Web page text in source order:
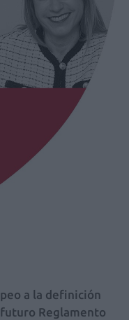
a la definición
Reglamento